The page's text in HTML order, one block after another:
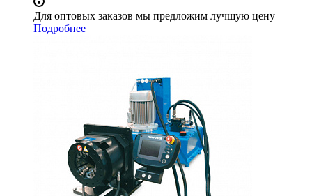
Для оптовых заказов мы предложим лучшую цену
Подробнее